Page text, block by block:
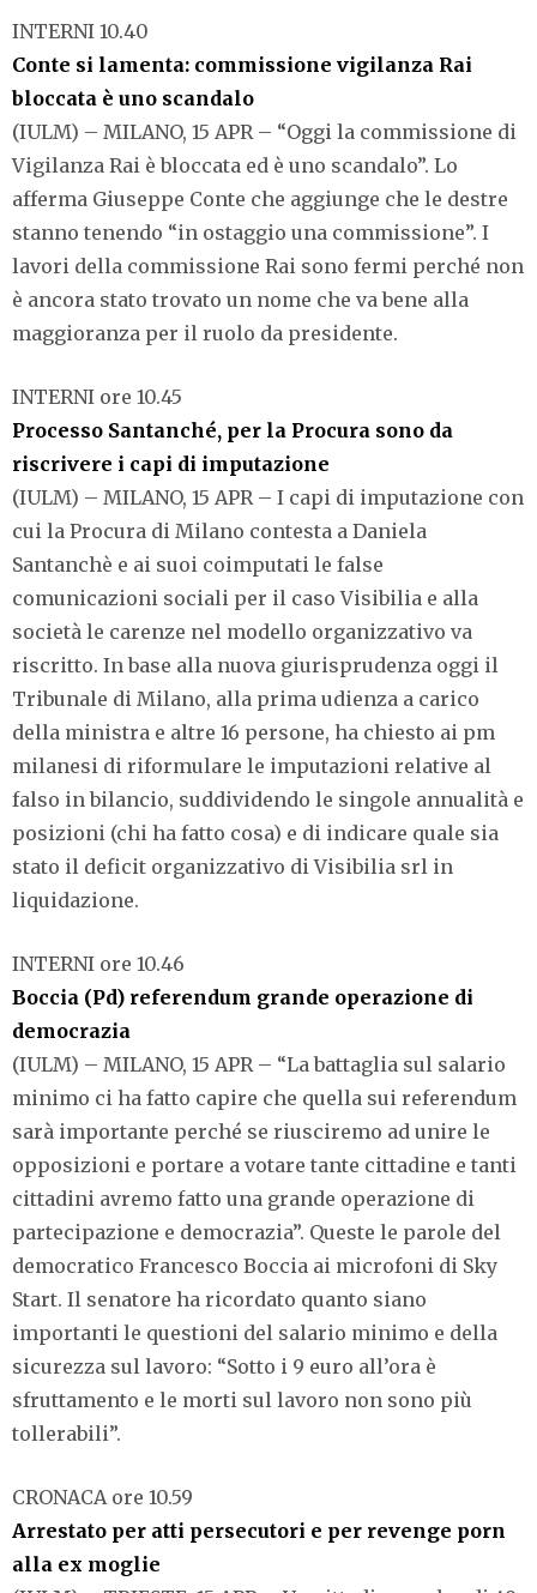
INTERNI 10.40
Conte si lamenta: commissione vigilanza Rai
bloccata è uno scandalo
(IULM) – MILANO, 15 APR – “Oggi la commissione di
Vigilanza Rai è bloccata ed è uno scandalo”. Lo
afferma Giuseppe Conte che aggiunge che le destre
stanno tenendo “in ostaggio una commissione”. I
lavori della commissione Rai sono fermi perché non
è ancora stato trovato un nome che va bene alla
maggioranza per il ruolo da presidente.
INTERNI ore 10.45
Processo Santanché, per la Procura sono da
riscrivere i capi di imputazione
(IULM) – MILANO, 15 APR – I capi di imputazione con
cui la Procura di Milano contesta a Daniela
Santanchè e ai suoi coimputati le false
comunicazioni sociali per il caso Visibilia e alla
società le carenze nel modello organizzativo va
riscritto. In base alla nuova giurisprudenza oggi il
Tribunale di Milano, alla prima udienza a carico
della ministra e altre 16 persone, ha chiesto ai pm
milanesi di riformulare le imputazioni relative al
falso in bilancio, suddividendo le singole annualità e
posizioni (chi ha fatto cosa) e di indicare quale sia
stato il deficit organizzativo di Visibilia srl in
liquidazione.
INTERNI ore 10.46
Boccia (Pd) referendum grande operazione di
democrazia
(IULM) – MILANO, 15 APR – “La battaglia sul salario
minimo ci ha fatto capire che quella sui referendum
sarà importante perché se riusciremo ad unire le
opposizioni e portare a votare tante cittadine e tanti
cittadini avremo fatto una grande operazione di
partecipazione e democrazia”. Queste le parole del
democratico Francesco Boccia ai microfoni di Sky
Start. Il senatore ha ricordato quanto siano
importanti le questioni del salario minimo e della
sicurezza sul lavoro: “Sotto i 9 euro all’ora è
sfruttamento e le morti sul lavoro non sono più
tollerabili”.
CRONACA ore 10.59
Arrestato per atti persecutori e per revenge porn
alla ex moglie